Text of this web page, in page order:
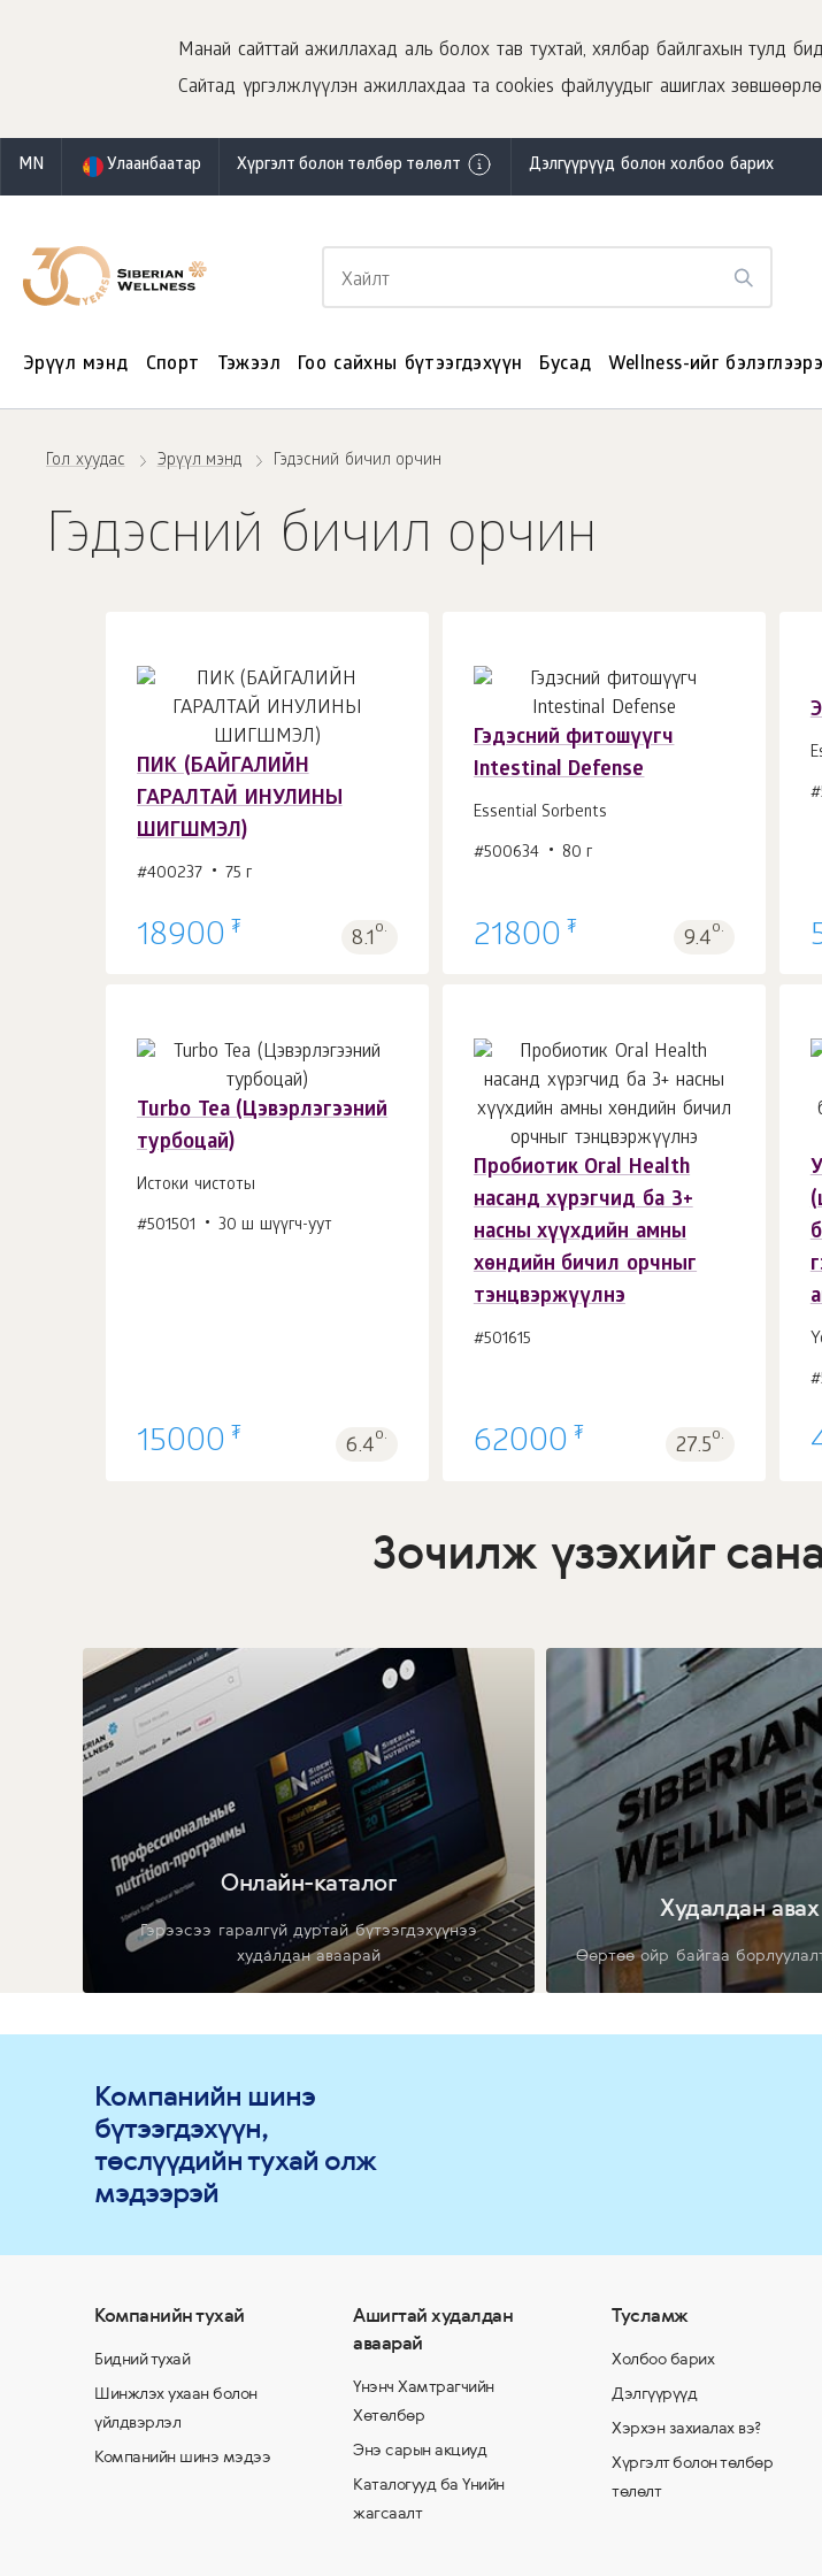
Манай сайттай ажиллахад аль болох тав тухтай, хялбар байлгахын тулд
Сайтад үргэлжлүүлэн ажиллахдаа та cookies файлуудыг ашиглах
MN Улаанбаатар Хүргэлт болон төлбөр төлөлт Дэлгүүрүүд болон холбоо барих
Эрүүл мэнд Спорт Тэжээл Гоо сайхны бүтээгдэхүүн Бусад Wellness-ийг
Гол хуудас Эрүүл мэнд Гэдэсний бичил орчин
Гэдэсний бичил орчин
ПИК (БАЙГАЛИЙН
ГАРАЛТАЙ ИНУЛИНЫ
ШИГШМЭЛ)
#400237 75 г
18900 ₮ 8.1о.
Сагсанд 1ш.
Гэдэсний фитошүүгч
Intestinal Defense
Essential Sorbents
#500634 80 г
21800 ₮ 9.4о.
Turbo Tea (Цэвэрлэгээний
турбоцай)
Истоки чистоты
#501501 30 ш шүүгч-уут
15000 ₮ 6.4о.
Пробиотик Oral Health
насанд хүрэгчид ба 3+
насны хүүхдийн амны
хөндийн бичил орчныг
тэнцвэржүүлнэ
#501615
62000 ₮ 27.5о.
Сагсанд 1ш.
Зочилж үзэхийг
Онлайн-каталог
Гэрээсээ гаралгүй дуртай бүтээгдэхүүнээ
худалдан аваарай
Худалдан
Өөртөө ойр байгаа
Компанийн шинэ
бүтээгдэхүүн,
төслүүдийн тухай олж
мэдээрэй
Компанийн тухай
Бидний тухай
Шинжлэх ухаан болон
үйлдвэрлэл
Компанийн шинэ мэдээ
Ашигтай худалдан
аваарай
Үнэнч Хамтрагчийн
Хөтөлбөр
Энэ сарын акциуд
Каталогууд ба Үнийн
жагсаалт
Тусламж
Холбоо барих
Дэлгүүрүүд
Хэрхэн захиалах вэ?
Хүргэлт болон төлбөр
төлөлт